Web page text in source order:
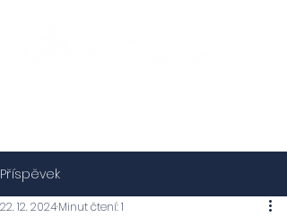
Příspěvek
22. 12. 2024Minut čtení: 1